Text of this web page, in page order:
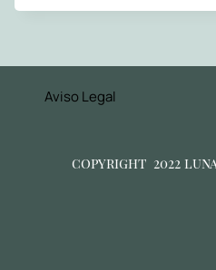
Aviso Legal
copyright 2022